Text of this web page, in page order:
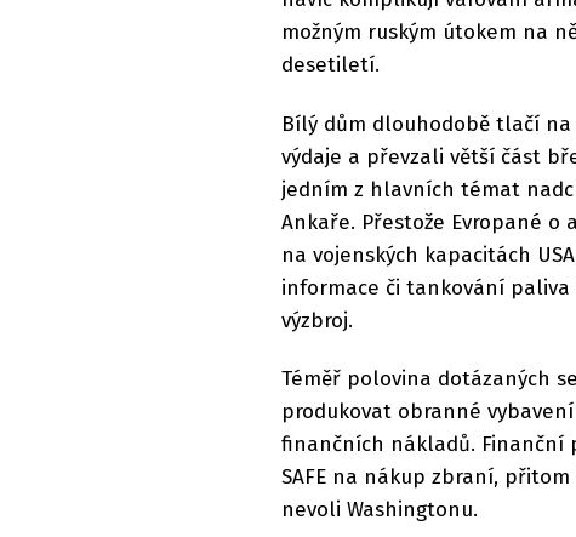
možným ruským útokem na
desetiletí.
Bílý dům dlouhodobě tlačí na
výdaje a převzali větší část
jedním z hlavních témat
Ankaře. Přestože Evropané o
na vojenských kapacitách
informace či tankování
výzbroj.
Téměř polovina dotázaných
produkovat obranné
finančních nákladů. Finanční
SAFE na nákup zbraní,
nevoli Washingtonu.